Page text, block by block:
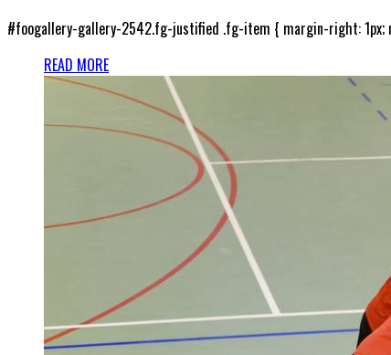
#foogallery-gallery-2542.fg-justified .fg-item { margin-right:
READ MORE